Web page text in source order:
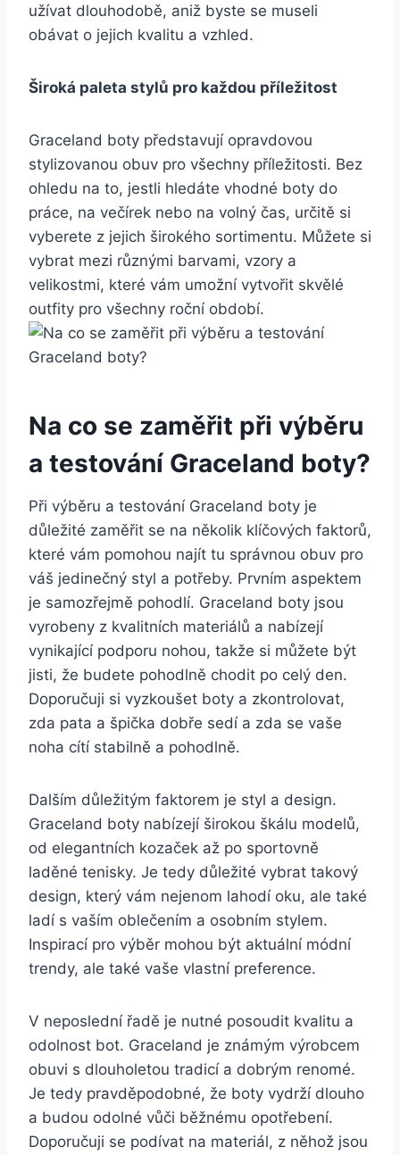
užívat ‍dlouhodobě, aniž⁤ byste se museli
obávat o ‌jejich kvalitu a‍ vzhled.
Široká paleta⁤ stylů‌ pro každou ⁢příležitost
Graceland ‌boty představují opravdovou
stylizovanou obuv pro všechny‍ příležitosti. ‌Bez
ohledu na to, jestli hledáte vhodné boty do⁤
práce, ‍na večírek ⁣nebo na ⁣volný čas, určitě si
⁢vyberete z⁢ jejich širokého sortimentu.⁣ Můžete⁤ si
vybrat ⁢mezi různými barvami, vzory a
velikostmi,⁤ které vám umožní vytvořit ​skvělé
outfity pro všechny roční období.
Na ⁤co se zaměřit při výběru
a​ testování Graceland‌ boty?
Při výběru⁢ a testování ​Graceland boty je
důležité zaměřit se na několik klíčových faktorů,
které vám pomohou najít tu ⁢správnou obuv pro
váš jedinečný styl a potřeby. Prvním aspektem‌
je‌ samozřejmě pohodlí. Graceland boty jsou
vyrobeny‌ z kvalitních ⁢materiálů‍ a nabízejí
vynikající podporu ​nohou, takže si můžete​ být
jisti, že budete pohodlně chodit⁣ po ⁣celý den.
Doporučuji ⁣si vyzkoušet boty a zkontrolovat,​
zda ⁢pata ⁣a špička ‍dobře sedí⁤ a ⁤zda se vaše
noha cítí stabilně ⁤a pohodlně.
Dalším důležitým faktorem je styl⁤ a ⁣design.
Graceland boty nabízejí širokou škálu ⁢modelů,
od elegantních kozaček až⁤ po sportovně
laděné tenisky. Je⁢ tedy ⁤důležité⁢ vybrat takový
design, který vám nejenom lahodí oku, ale také
ladí⁣ s vaším oblečením a ‍osobním stylem.
⁤Inspirací⁢ pro výběr mohou být ‌aktuální módní
trendy, ale také ⁣vaše vlastní ‍preference.
V neposlední řadě ​je nutné posoudit kvalitu‍ a
odolnost bot. ⁢Graceland je známým výrobcem
obuvi s dlouholetou tradicí a‍ dobrým renomé.
Je tedy pravděpodobné, že boty vydrží‍ dlouho‌
a⁣ budou odolné vůči⁣ běžnému opotřebení.
Doporučuji se podívat na materiál, z něhož ⁢jsou